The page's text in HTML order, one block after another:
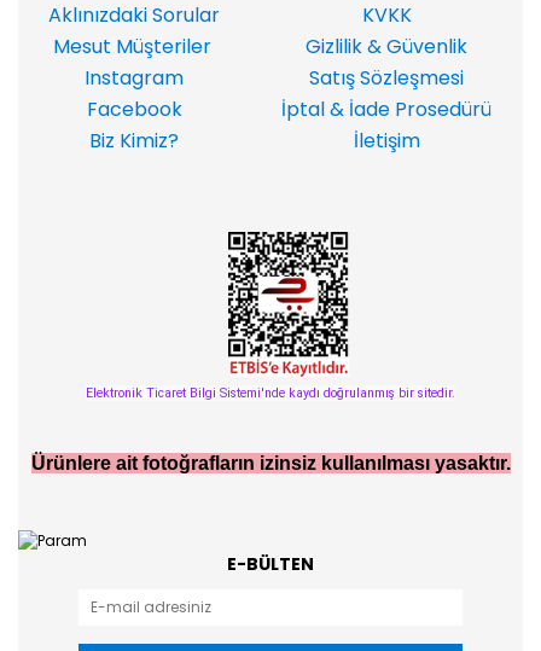
Aklınızdaki Sorular
KVKK
Mesut Müşteriler
Gizlilik & Güvenlik
Instagram
Satış Sözleşmesi
Facebook
İptal & İade Prosedürü
Biz Kimiz?
İletişim
Elektronik Ticaret Bilgi Sistemi'nde kaydı doğrulanmış bir sitedir.
Ürünlere ait fotoğrafların izinsiz kullanılması yasaktır.
E-BÜLTEN